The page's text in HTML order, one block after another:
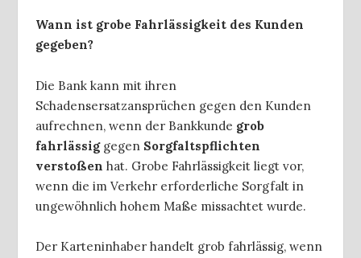
Wann ist grobe Fahrlässigkeit des Kunden
gegeben?
Die Bank kann mit ihren
Schadensersatzansprüchen gegen den Kunden
aufrechnen, wenn der Bankkunde grob
fahrlässiggegen Sorgfaltspflichten
verstoßen hat. Grobe Fahrlässigkeit liegt vor,
wenn die im Verkehr erforderliche Sorgfalt in
ungewöhnlich hohem Maße missachtet wurde.
Der Karteninhaber handelt grob fahrlässig, wenn